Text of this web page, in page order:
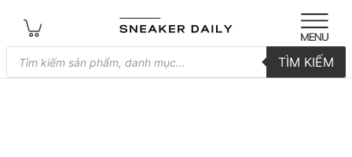
Tìm
kiếm
sản
TÌM KIẾM